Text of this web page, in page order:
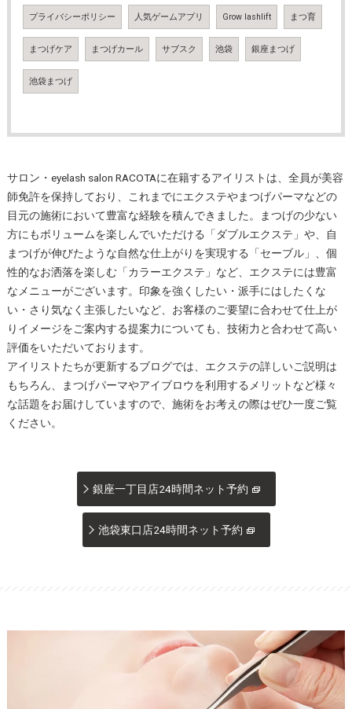
プライバシーポリシー 人気ゲームアプリ Grow lashlift まつ育
まつげケア まつげカール サブスク 池袋 銀座まつげ
池袋まつげ
サロン・eyelash salon RACOTAに在籍するアイリストは、全員が美容
師免許を保持しており、これまでにエクステやまつげパーマなどの
目元の施術において豊富な経験を積んできました。まつげの少ない
方にもボリュームを楽しんでいただける「ダブルエクステ」や、自
まつげが伸びたような自然な仕上がりを実現する「セーブル」、個
性的なお洒落を楽しむ「カラーエクステ」など、エクステには豊富
なメニューがございます。印象を強くしたい・派手にはしたくな
い・さり気なく主張したいなど、お客様のご要望に合わせて仕上が
りイメージをご案内する提案力についても、技術力と合わせて高い
評価をいただいております。
アイリストたちが更新するブログでは、エクステの詳しいご説明は
もちろん、まつげパーマやアイブロウを利用するメリットなど様々
な話題をお届けしていますので、施術をお考えの際はぜひ一度ご覧
ください。
銀座一丁目店24時間ネット予約
池袋東口店24時間ネット予約